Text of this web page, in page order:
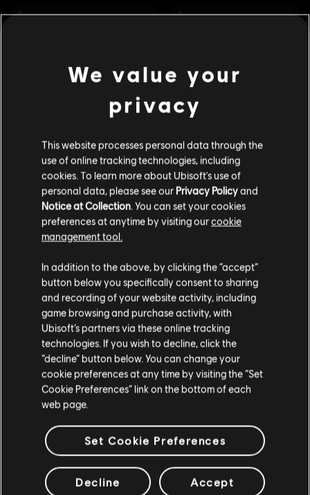
고객님은 미국에 위치하고 있다고 생각합니다.
구매를 위해 로컬 지역의 상점을 방문하십시오.
현재 스토어 유지
위치 업데이트
We value your
privacy
This website processes personal data through the
use of online tracking technologies, including
cookies. To learn more about Ubisoft's use of
personal data, please see our Privacy Policyand
Notice at Collection . You can set your cookies
preferences at anytime by visiting ourcookie
management tool.
In addition to the above, by clicking the “accept”
button below you specifically consent to sharing
and recording of your website activity, including
game browsing and purchase activity, with
Ubisoft’s partners via these online tracking
technologies. If you wish to decline, click the
“decline” button below. You can change your
cookie preferences at any time by visiting the “Set
Cookie Preferences” link on the bottom of each
web page.
Set Cookie Preferences
Decline Accept